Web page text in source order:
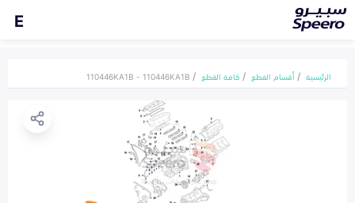
E
الرئيسية أقسام القطع كافة القطع 110446KA1B - 110446KA1B